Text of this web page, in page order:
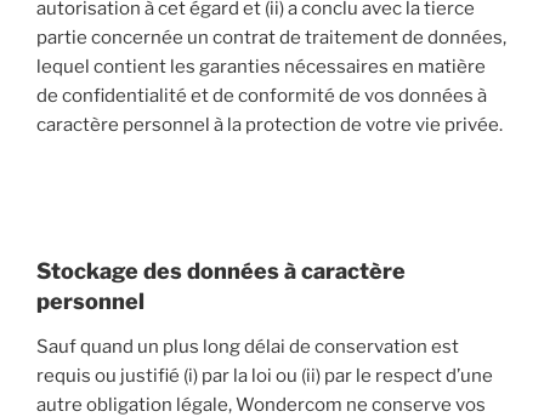
autorisation à cet égard et (ii) a conclu avec la tierce
partie concernée un contrat de traitement de données,
lequel contient les garanties nécessaires en matière
de confidentialité et de conformité de vos données à
caractère personnel à la protection de votre vie privée.
Stockage des données à caractère
personnel
Sauf quand un plus long délai de conservation est
requis ou justifié (i) par la loi ou (ii) par le respect d’une
autre obligation légale, Wondercom ne conserve vos